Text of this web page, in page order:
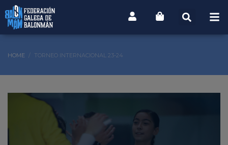
HOME TORNEO INTERNACIONAL 23-24